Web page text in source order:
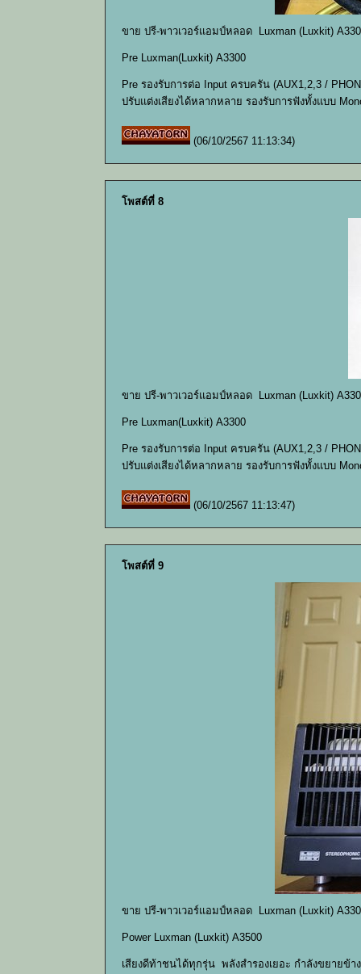
ขาย ปรี-พาวเวอร์แอมป์หลอด Luxman (Luxkit)
Pre Luxman(Luxkit) A3300
Pre รองรับการต่อ Input ครบครัน (AUX1,2,3 /
ปรับแต่งเสียงได้หลากหลาย รองรับการฟังทั้งแบบ
(06/10/2567 11:13:34)
โพสต์ที่ 8
ขาย ปรี-พาวเวอร์แอมป์หลอด Luxman (Luxkit)
Pre Luxman(Luxkit) A3300
Pre รองรับการต่อ Input ครบครัน (AUX1,2,3 /
ปรับแต่งเสียงได้หลากหลาย รองรับการฟังทั้งแบบ
(06/10/2567 11:13:47)
โพสต์ที่ 9
ขาย ปรี-พาวเวอร์แอมป์หลอด Luxman (Luxkit)
Power Luxman (Luxkit) A3500
เสียงดีท้าชนได้ทุกรุ่น พลังสำรองเยอะ กำลังขยายข้า